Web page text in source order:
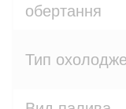
обертання
Тип